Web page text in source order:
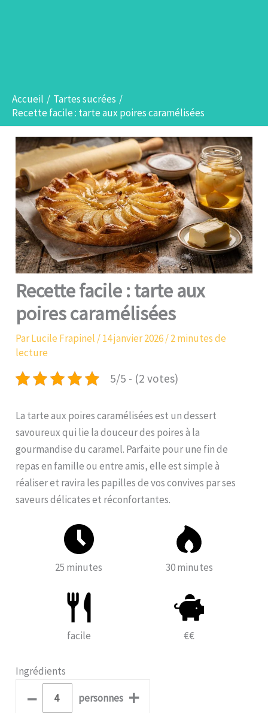
Accueil
Tartes sucrées
Recette facile : tarte aux poires caramélisées
Recette facile : tarte aux
poires caramélisées
ParLucile Frapinel /14 janvier 2026/2 minutes de
lecture
5/5 - (2 votes)
La tarte aux poires caramélisées est un dessert
savoureux qui lie la douceur des poires à la
gourmandise du caramel. Parfaite pour une fin de
repas en famille ou entre amis, elle est simple à
réaliser et ravira les papilles de vos convives par ses
saveurs délicates et réconfortantes.
25 minutes 30 minutes
facile €€
Ingrédients
– personnes +